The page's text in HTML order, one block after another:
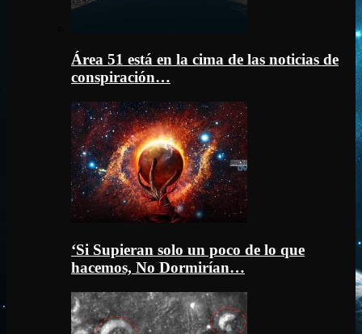
Área 51 está en la cima de las noticias de
conspiración…
‘Si Supieran solo un poco de lo que
hacemos, No Dormirían…